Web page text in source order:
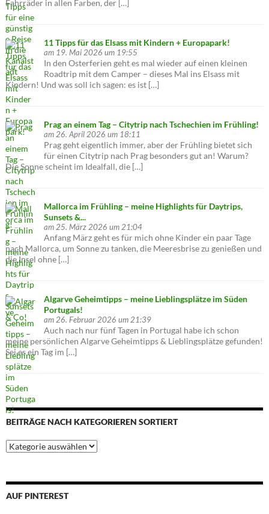
Fahrräder in allen Farben, der […]
11 Tipps für das Elsass mit Kindern + Europapark!
am 19. Mai 2026 um 19:55
In den Osterferien geht es mal wieder auf einen kleinen
Roadtrip mit dem Camper – dieses Mal ins Elsass mit
Kindern! Und was soll ich sagen: es ist […]
Prag an einem Tag – Citytrip nach Tschechien im Frühling!
am 26. April 2026 um 18:11
Prag geht eigentlich immer, aber der Frühling bietet sich
für einen Citytrip nach Prag besonders gut an! Warum?
Die Sonne scheint im Idealfall, die […]
Mallorca im Frühling – meine Highlights für Daytrips,
Sunsets &...
am 25. März 2026 um 21:04
Anfang März geht es für mich ohne Kinder ein paar Tage
nach Mallorca, um Sonne zu tanken, die Meeresbrise zu genießen und
die Insel ohne […]
Algarve Geheimtipps – meine Lieblingsplätze im Süden
Portugals!
am 26. Februar 2026 um 21:39
Auch nach nur fünf Tagen in Portugal habe ich schon
meine persönlichen Algarve Geheimtipps & Lieblingsplätze gefunden!
Sei es ein Tag im […]
BEITRÄGE NACH KATEGORIEREN SORTIERT
Beiträge
nach
AUF PINTEREST